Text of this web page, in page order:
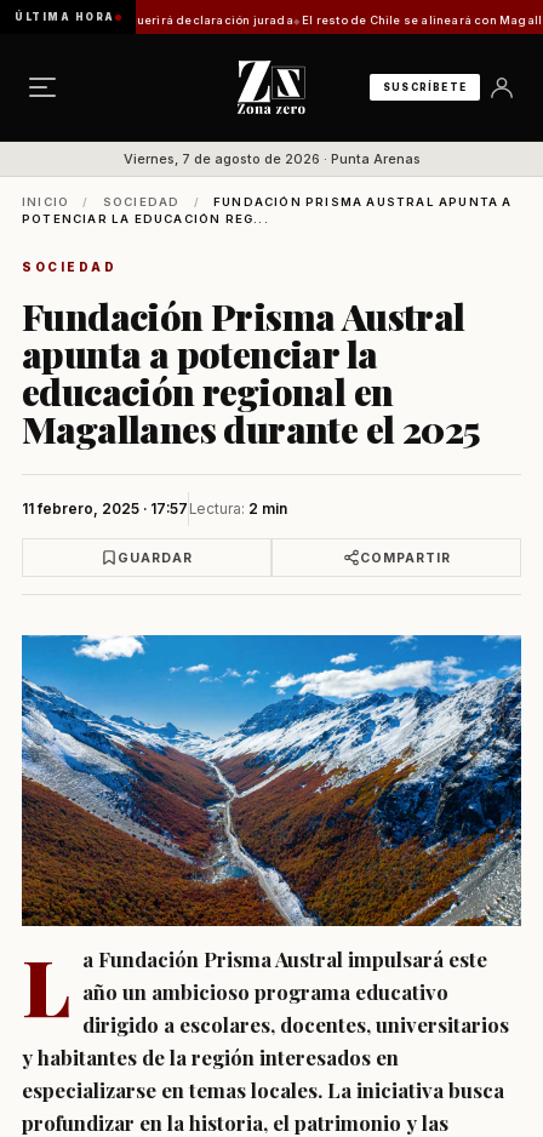
ÚLTIMA HORA
trámite requerirá declaración jurada El resto de Chile se alineará con Magallanes:
SUSCRÍBETE
Viernes, 7 de agosto de 2026 · Punta Arenas
INICIO / SOCIEDAD /
FUNDACIÓN PRISMA AUSTRAL APUNTA A
POTENCIAR LA EDUCACIÓN REG...
SOCIEDAD
Fundación Prisma Austral
apunta a potenciar la
educación regional en
Magallanes durante el 2025
11 febrero, 2025 · 17:57 Lectura: 2 min
GUARDAR COMPARTIR
L a Fundación Prisma Austral impulsará este
año un ambicioso programa educativo
dirigido a escolares, docentes, universitarios
y habitantes de la región interesados en
especializarse en temas locales. La iniciativa busca
profundizar en la historia, el patrimonio y las